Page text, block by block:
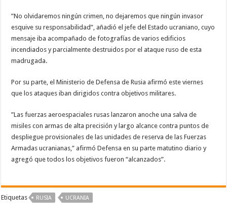
”No olvidaremos ningún crimen, no dejaremos que ningún invasor
esquive su responsabilidad”, añadió el jefe del Estado ucraniano, cuyo
mensaje iba acompañado de fotografías de varios edificios
incendiados y parcialmente destruidos por el ataque ruso de esta
madrugada.
Por su parte, el Ministerio de Defensa de Rusia afirmó este viernes
que los ataques iban dirigidos contra objetivos militares.
”Las fuerzas aeroespaciales rusas lanzaron anoche una salva de
misiles con armas de alta precisión y largo alcance contra puntos de
despliegue provisionales de las unidades de reserva de las Fuerzas
Armadas ucranianas,” afirmó Defensa en su parte matutino diario y
agregó que todos los objetivos fueron “alcanzados”.
Etiquetas RUSIA UCRANIA